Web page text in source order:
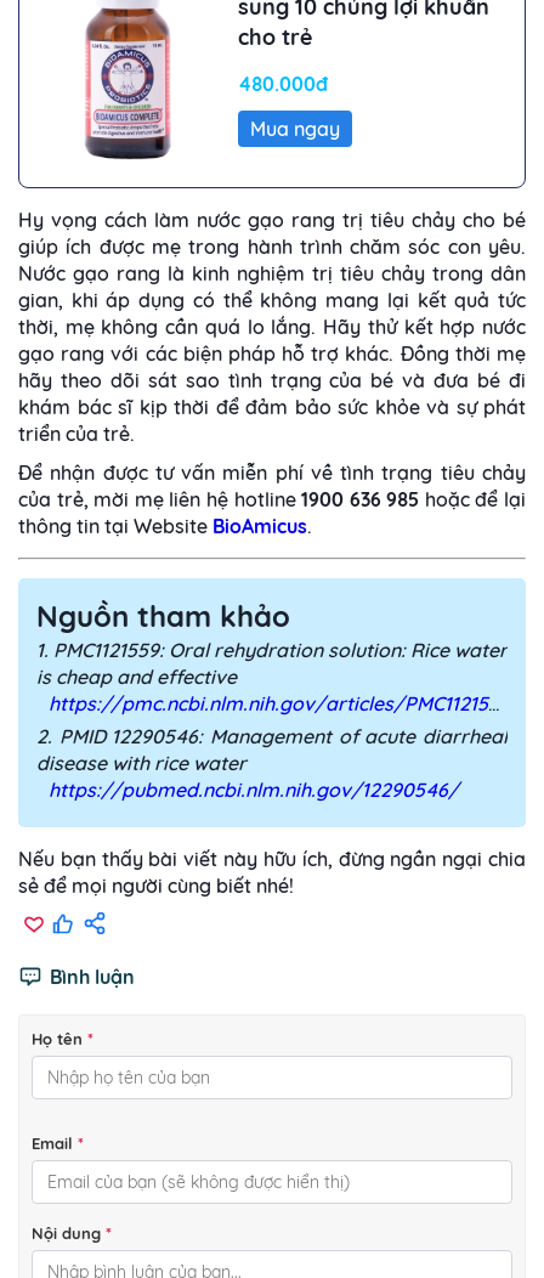
sung 10 chủng lợi khuẩn
cho trẻ
480.000đ
Mua ngay
Hy vọng cách làm nước gạo rang trị tiêu chảy cho bé
giúp ích được mẹ trong hành trình chăm sóc con yêu.
Nước gạo rang là kinh nghiệm trị tiêu chảy trong dân
gian, khi áp dụng có thể không mang lại kết quả tức
thời, mẹ không cần quá lo lắng. Hãy thử kết hợp nước
gạo rang với các biện pháp hỗ trợ khác. Đồng thời mẹ
hãy theo dõi sát sao tình trạng của bé và đưa bé đi
khám bác sĩ kịp thời để đảm bảo sức khỏe và sự phát
triển của trẻ.
Để nhận được tư vấn miễn phí về tình trạng tiêu chảy
của trẻ, mời mẹ liên hệ hotline1900 636 985 hoặc để lại
thông tin tại Website BioAmicus.
Nguồn tham khảo
1. PMC1121559: Oral rehydration solution: Rice water
is cheap and effective
https://pmc.ncbi.nlm.nih.gov/articles/PMC1121559/
2. PMID 12290546: Management of acute diarrheal
disease with rice water
https://pubmed.ncbi.nlm.nih.gov/12290546/
Nếu bạn thấy bài viết này hữu ích, đừng ngần ngại chia
sẻ để mọi người cùng biết nhé!
Bình luận
Họ tên *
Email *
Nội dung *